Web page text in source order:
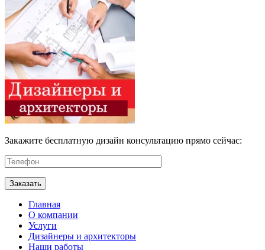
Закажите бесплатную дизайн консультацию прямо сейчас:
Главная
О компании
Услуги
Дизайнеры и архитекторы
Наши работы